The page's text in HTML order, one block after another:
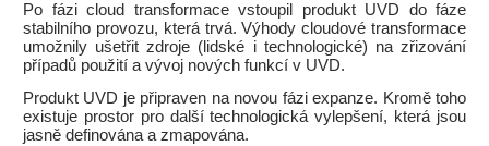
Po fázi cloud transformace vstoupil produkt UVD do fáze
stabilního provozu, která trvá. Výhody cloudové transformace
umožnily ušetřit zdroje (lidské i technologické) na zřizování
případů použití a vývoj nových funkcí v UVD.
Produkt UVD je připraven na novou fázi expanze. Kromě toho
existuje prostor pro další technologická vylepšení, která jsou
jasně definována a zmapována.